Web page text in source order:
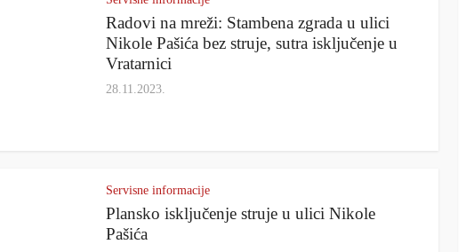
Radovi na mreži: Stambena zgrada u ulici
Nikole Pašića bez struje, sutra isključenje u
Vratarnici
28.11.2023.
Servisne informacije
Plansko isključenje struje u ulici Nikole
Pašića